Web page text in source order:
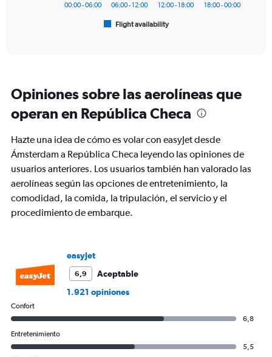
categories.
chart
1
Y
axis
Number
of
flights.
Flight availability
00:00 - 06:00 06:00 - 12:00 12:00 - 18:00 18:00 - 00:00
Opiniones sobre las aerolíneas que
operan en República Checa
Hazte una idea de cómo es volar con easyJet desde
Ámsterdam a República Checa leyendo las opiniones de
usuarios anteriores. Los usuarios también han valorado las
aerolíneas según las opciones de entretenimiento, la
comodidad, la comida, la tripulación, el servicio y el
procedimiento de embarque.
easyJet
6,9
Aceptable
1.921 opiniones
Confort
6,8
Entretenimiento
5,5